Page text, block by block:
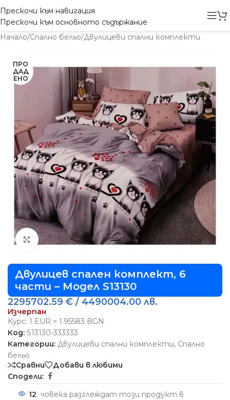
Прескочи към навигация
Прескочи към основното съдържание
Начало/Спално бельо/Двулицеви спални комплекти
ПРО
ДАД
ЕНО
Виж повече
Двулицев спален комплект, 6
части – Модел S13130
2295702.59 € / 4490004.00 лв.
Изчерпан
Курс: 1 EUR = 1.95583 BGN
Код: S13130-333333
Категории: Двулицеви спални комплекти, Спално
бельо
Сравни
Добави в любими
Сподели:
12 човека разглеждат този продукт в